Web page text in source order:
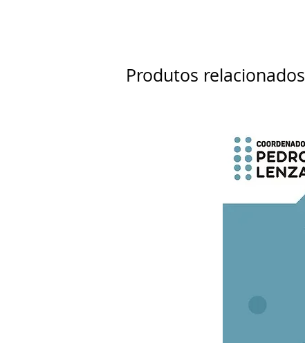
Produtos relacionados